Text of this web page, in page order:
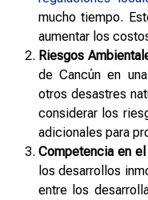
mucho tiempo.
aumentar los
Riesgos
de Cancún en
otros desastres
considerar los
adicionales para
Competencia en
los desarrollos
entre los